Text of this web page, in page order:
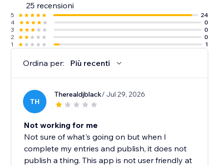
25 recensioni
5
24
4
0
3
0
2
0
1
1
Ordina per: Più recenti
TH
Therealdjblack/ Jul 29, 2026
Not working for me
Not sure of what's going on but when I
complete my entries and publish, it does not
publish a thing. This app is not user friendly at